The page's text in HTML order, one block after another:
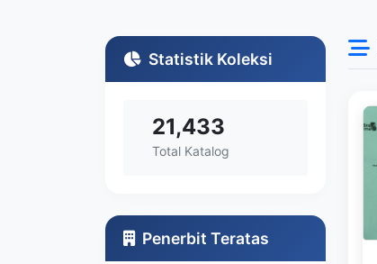
Statistik Koleksi
21,433
Total Katalog
Penerbit Teratas